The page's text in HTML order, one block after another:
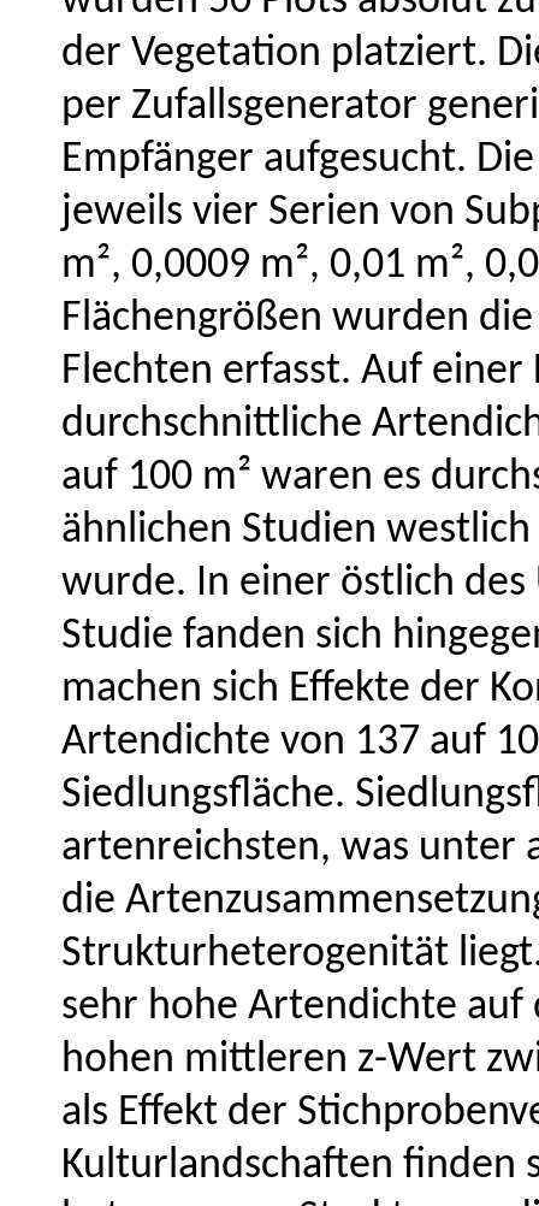
der Vegetation platziert.
per Zufallsgenerator
Empfänger aufgesucht.
jeweils vier Serien von
m², 0,0009 m², 0,01 m²,
Flächengrößen wurden
Flechten erfasst. Auf einer
durchschnittliche
auf 100 m² waren es
ähnlichen Studien
wurde. In einer östlich
Studie fanden sich
machen sich Effekte der
Artendichte von 137 auf
Siedlungsfläche.
artenreichsten, was unter
die
Strukturheterogenität
sehr hohe Artendichte auf
hohen mittleren z-Wert
als Effekt der
Kulturlandschaften finden